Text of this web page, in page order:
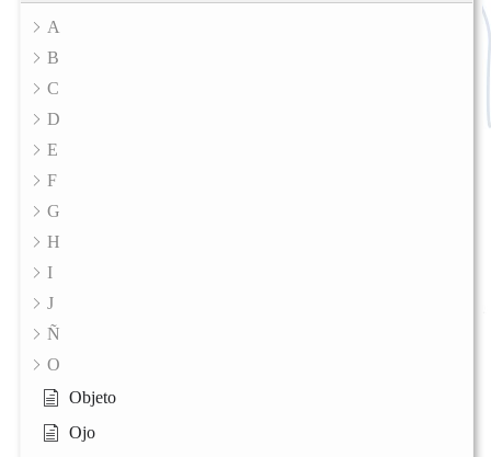
A
B
C
D
E
F
G
H
I
J
Ñ
O
Objeto
Ojo